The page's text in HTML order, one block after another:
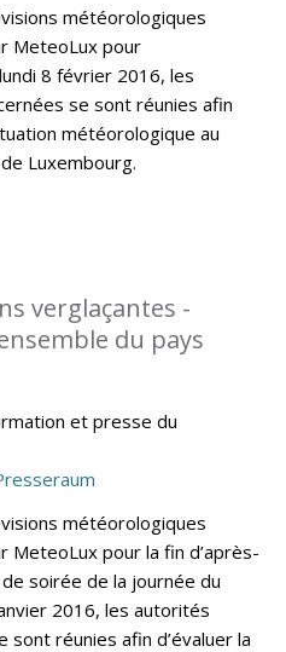
météorologiques
MeteoLux pour
8 février 2016, les
se sont réunies afin
météorologique au
Luxembourg.
verglaçantes -
du pays
et presse du
météorologiques
MeteoLux pour la fin d’après-
soirée de la journée du
2016, les autorités
sont réunies afin d’évaluer la